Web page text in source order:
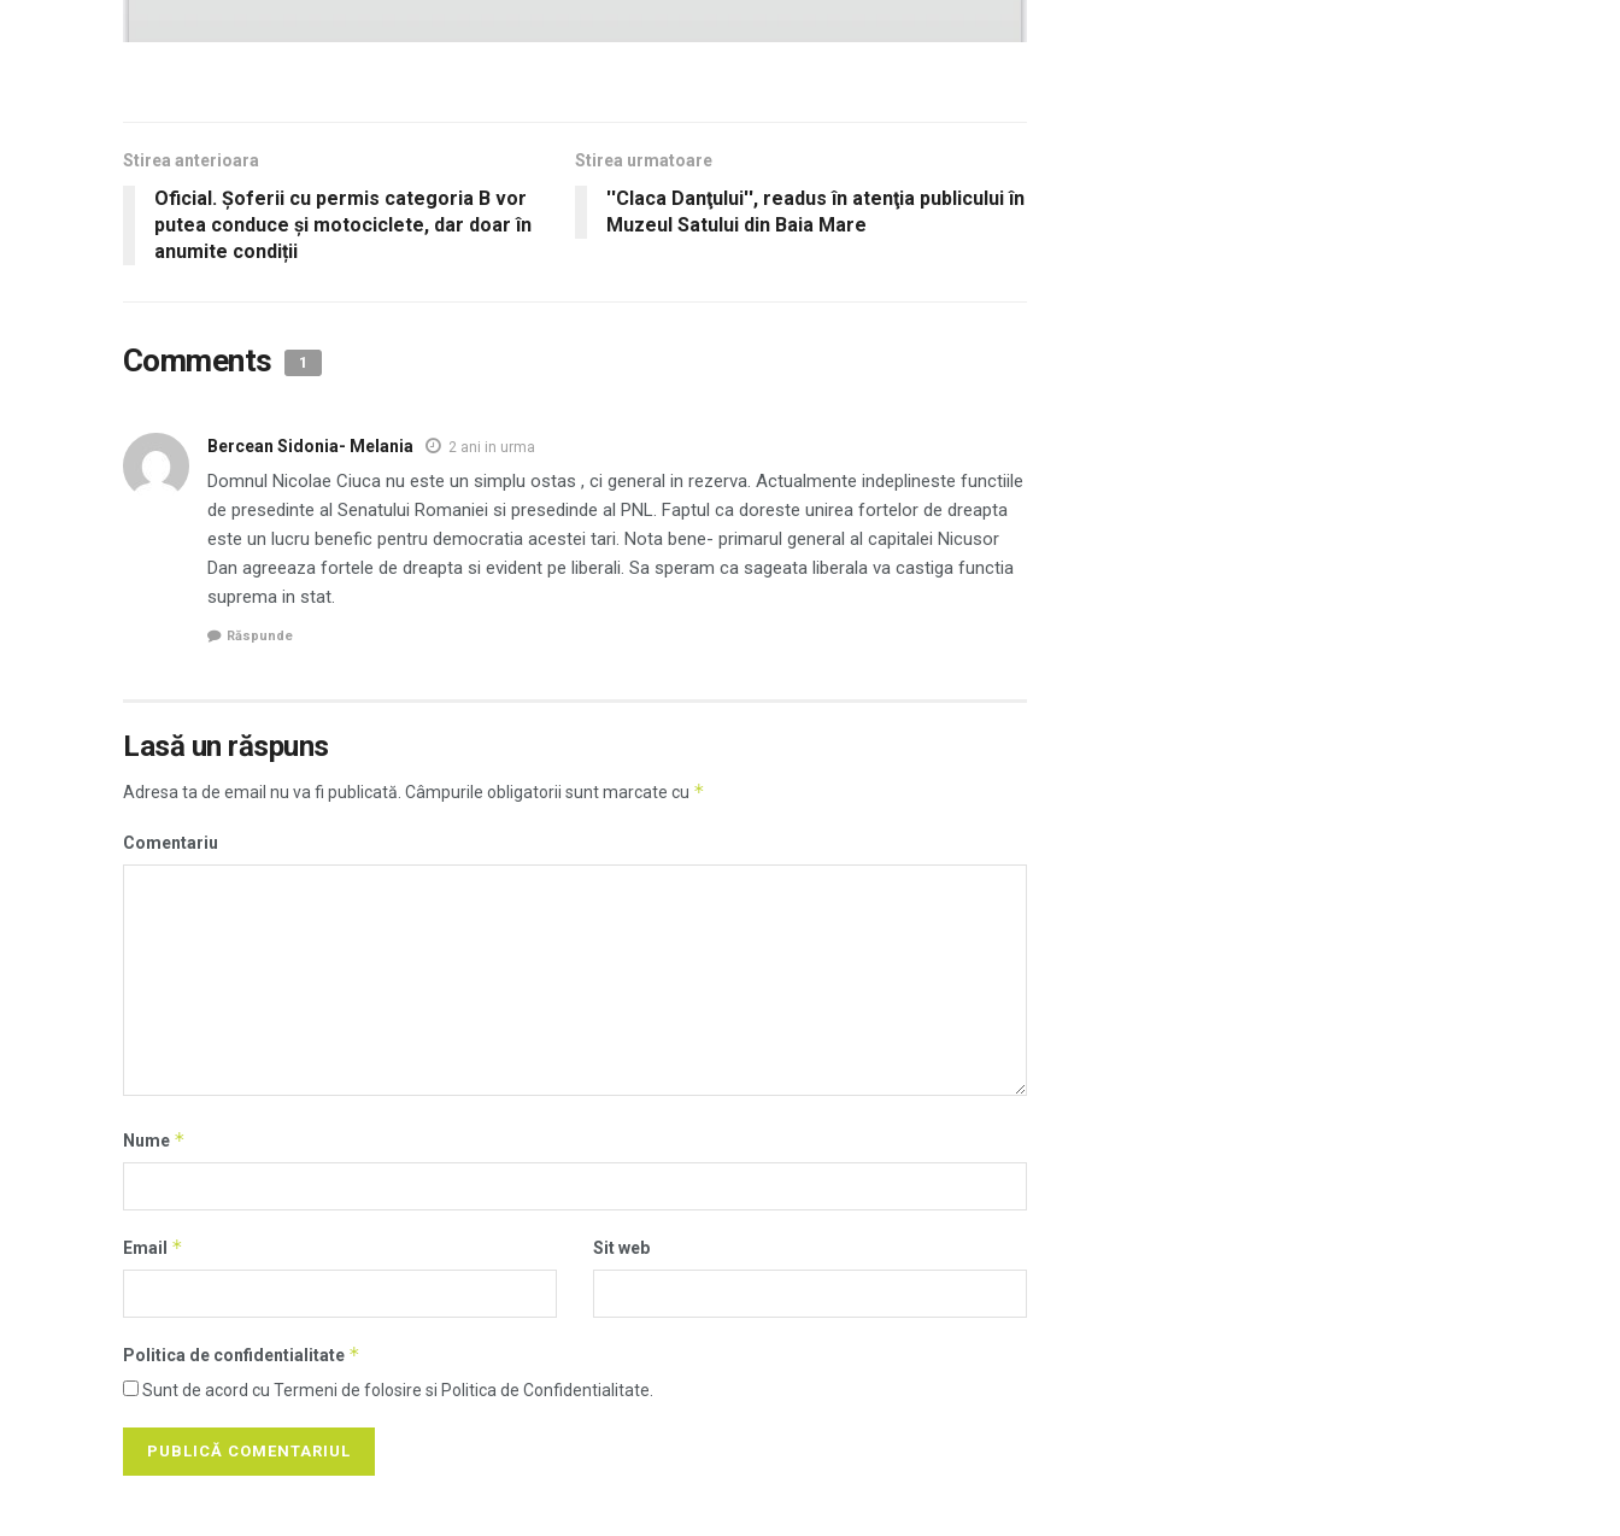
Stirea anterioara
Oficial. Șoferii cu permis categoria B vor
putea conduce și motociclete, dar doar în
anumite condiții
Stirea urmatoare
''Claca Danţului'', readus în atenţia publicului în
Muzeul Satului din Baia Mare
Comments 1
Bercean Sidonia- Melania 2 ani in urma
Domnul Nicolae Ciuca nu este un simplu ostas , ci general in rezerva. Actualmente indeplineste functiile
de presedinte al Senatului Romaniei si presedinde al PNL. Faptul ca doreste unirea fortelor de dreapta
este un lucru benefic pentru democratia acestei tari. Nota bene- primarul general al capitalei Nicusor
Dan agreeaza fortele de dreapta si evident pe liberali. Sa speram ca sageata liberala va castiga functia
suprema in stat.
Răspunde
Lasă un răspuns
Adresa ta de email nu va fi publicată. Câmpurile obligatorii sunt marcate cu *
Comentariu
Nume *
Email * Sit web
Politica de confidentialitate *
Sunt de acord cu Termeni de folosire si Politica de Confidentialitate.